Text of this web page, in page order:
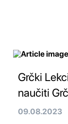
Grčki
naučiti
09.08.2023